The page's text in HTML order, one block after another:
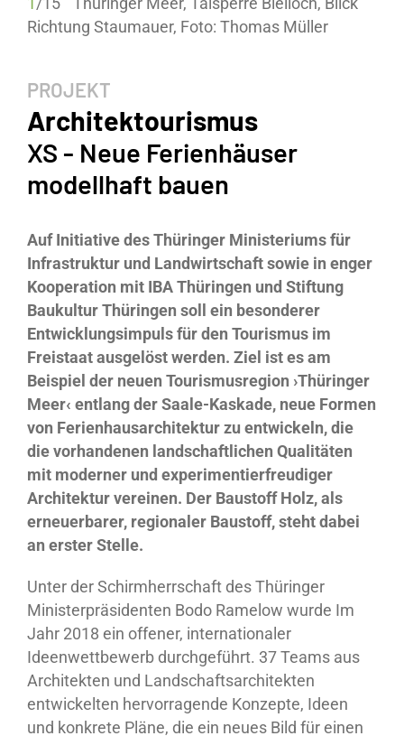
Richtung Staumauer, Foto: Thomas Müller
PROJEKT
Architektourismus
XS - Neue Ferienhäuser
modellhaft bauen
Auf Initiative des Thüringer Ministeriums für
Infrastruktur und Landwirtschaft sowie in enger
Kooperation mit IBA Thüringen und Stiftung
Baukultur Thüringen soll ein besonderer
Entwicklungsimpuls für den Tourismus im
Freistaat ausgelöst werden. Ziel ist es am
Beispiel der neuen Tourismusregion ›Thüringer
Meer‹ entlang der Saale-Kaskade, neue Formen
von Ferienhausarchitektur zu entwickeln, die
die vorhandenen landschaftlichen Qualitäten
mit moderner und experimentierfreudiger
Architektur vereinen. Der Baustoff Holz, als
erneuerbarer, regionaler Baustoff, steht dabei
an erster Stelle.
Unter der Schirmherrschaft des Thüringer
Ministerpräsidenten Bodo Ramelow wurde Im
Jahr 2018 ein offener, internationaler
Ideenwettbewerb durchgeführt. 37 Teams aus
Architekten und Landschaftsarchitekten
entwickelten hervorragende Konzepte, Ideen
und konkrete Pläne, die ein neues Bild für einen